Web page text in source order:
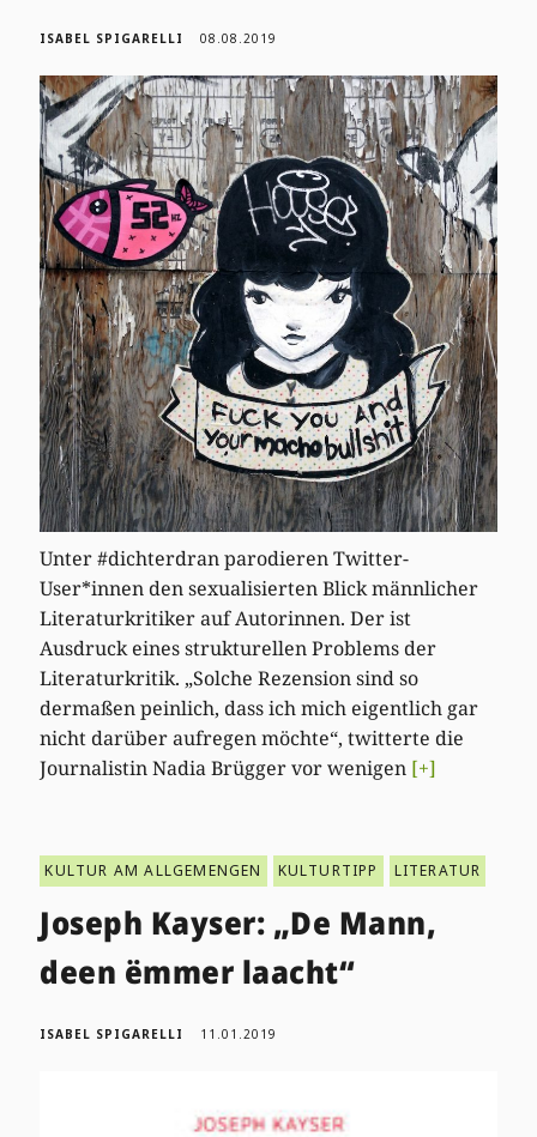
ISABEL SPIGARELLI 08.08.2019
Unter #dichterdran parodieren Twitter-
User*innen den sexualisierten Blick männlicher
Literaturkritiker auf Autorinnen. Der ist
Ausdruck eines strukturellen Problems der
Literaturkritik. „Solche Rezension sind so
dermaßen peinlich, dass ich mich eigentlich gar
nicht darüber aufregen möchte“, twitterte die
Journalistin Nadia Brügger vor wenigen [+]
KULTUR AM ALLGEMENGEN KULTURTIPP LITERATUR
Joseph Kayser: „De Mann,
deen ëmmer laacht“
ISABEL SPIGARELLI 11.01.2019